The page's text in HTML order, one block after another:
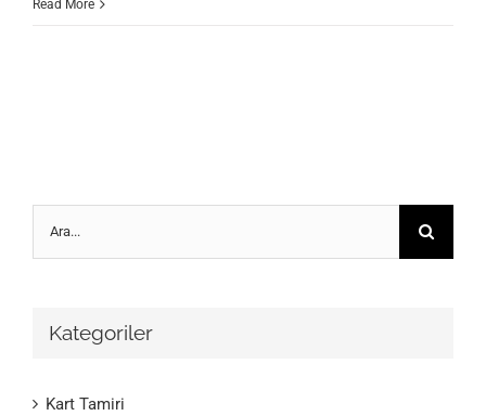
Read More
Kategoriler
Kart Tamiri